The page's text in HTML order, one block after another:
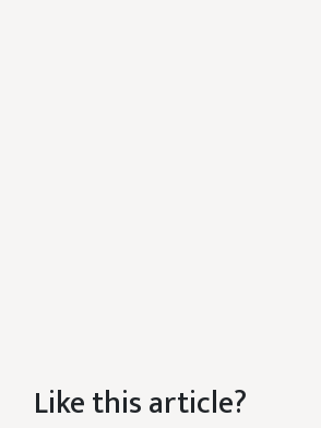
Like this article?